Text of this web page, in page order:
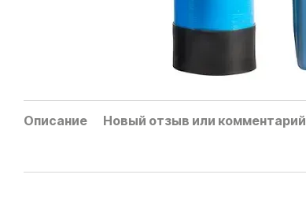
Описание Новый отзыв или комментарий